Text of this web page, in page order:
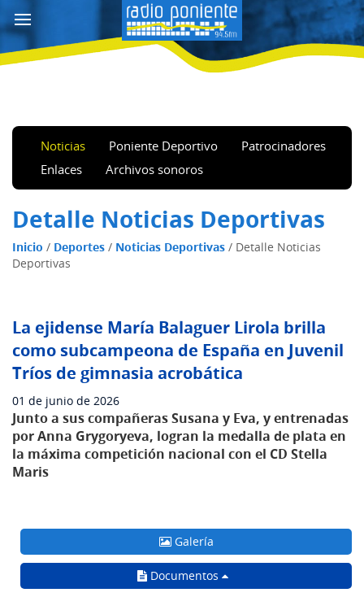
Noticias Poniente Deportivo
Patrocinadores
Enlaces
Archivos sonoros
Detalle Noticias Deportivas
Inicio / Deportes / Noticias Deportivas / Detalle Noticias
Deportivas
La ejidense María Balaguer Lirola brilla
como subcampeona de España en Juvenil
Tríos de gimnasia acrobática
01 de junio de 2026
Junto a sus compañeras Susana y Eva, y entrenadas
por Anna Grygoryeva, logran la medalla de plata en
la máxima competición nacional con el CD Stella
Maris
Galería
Documentos